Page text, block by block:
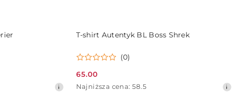
T-shirt Autentyk BL Boss Shrek
(0)
Cena
promocyjna:
65.00
Najniższa
Najniższa cena: 58.5
DO KOSZYKA